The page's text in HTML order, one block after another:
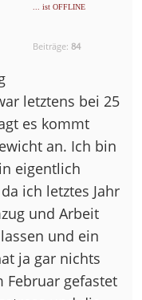
... ist OFFLINE
Beiträge:84
letztens bei 25
es kommt
an. Ich bin
eigentlich
ich letztes Jahr
und Arbeit
und ein
ja gar nichts
Februar gefastet